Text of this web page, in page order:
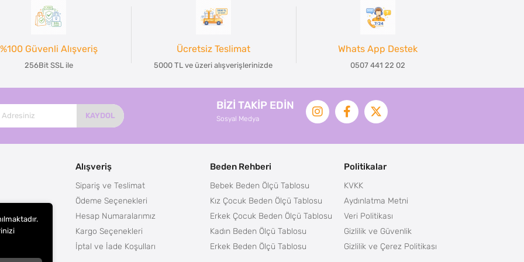
%100 Güvenli Alışveriş
256Bit SSL ile
Ücretsiz Teslimat
5000 TL ve üzeri alışverişlerinizde
Whats App Destek
0507 441 22 02
KAYDOL
BİZİ TAKİP EDİN
Sosyal Medya
Alışveriş
Sipariş ve Teslimat
Ödeme Seçenekleri
Hesap Numaralarımız
Kargo Seçenekleri
İptal ve İade Koşulları
Beden Rehberi
Bebek Beden Ölçü Tablosu
Kız Çocuk Beden Ölçü Tablosu
Erkek Çocuk Beden Ölçü Tablosu
Kadın Beden Ölçü Tablosu
Erkek Beden Ölçü Tablosu
Politikalar
KVKK
Aydınlatma Metni
Veri Politikası
Gizlilik ve Güvenlik
Gizlilik ve Çerez Politikası